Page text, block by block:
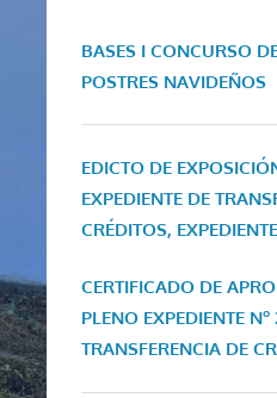
BASES I CONCURSO
POSTRES NAVIDEÑOS
EDICTO DE
EXPEDIENTE DE
CRÉDITOS,
CERTIFICADO DE
PLENO EXPEDIENTE
TRANSFERENCIA DE